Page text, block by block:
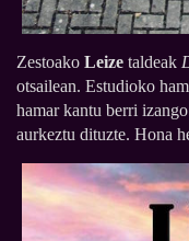
Zestoako Leize taldeak
otsailean. Estudioko
hamar kantu berri
aurkeztu dituzte. Hona